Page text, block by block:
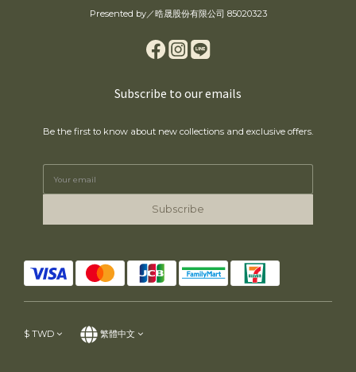
Presented by／晧晟股份有限公司 85020323
Subscribe to our emails
Be the first to know about new collections and exclusive offers.
Subscribe
$ TWD 繁體中文